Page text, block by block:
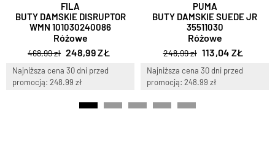
FILA
BUTY DAMSKIE DISRUPTOR
WMN 101030240086
Różowe
468,99 zł 248,99 ZŁ
Najniższa cena 30 dni przed
promocją: 248.99 zł
PUMA
BUTY DAMSKIE SUEDE JR
35511030
Różowe
248,99 zł 113,04 ZŁ
Najniższa cena 30 dni przed
promocją: 248.99 zł